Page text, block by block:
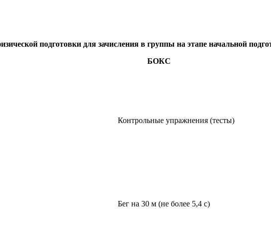
подготовки для зачисления в группы на этапе начальной
БОКС
Контрольные упражнения (тесты)
Бег на 30 м (не более 5,4 с)